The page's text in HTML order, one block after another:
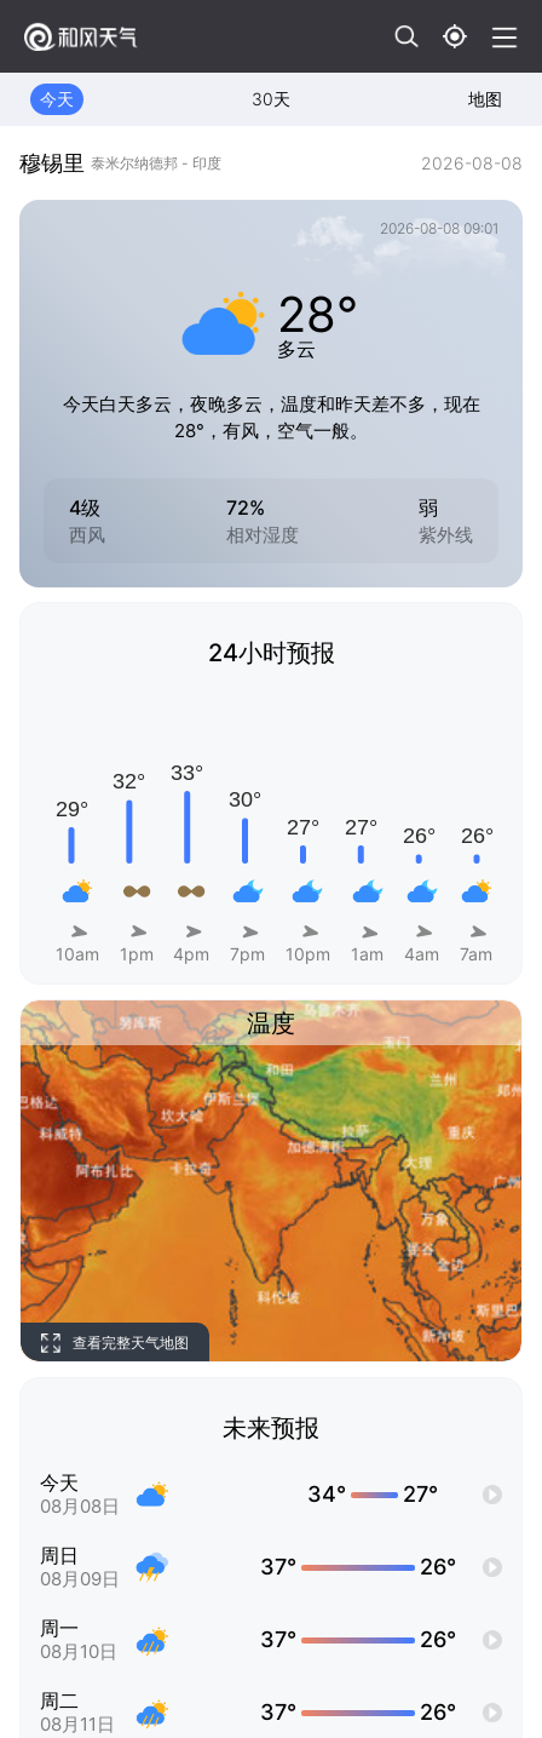
今天 30天 地图
穆锡里 泰米尔纳德邦 - 印度 2026-08-08
2026-08-08 09:01
28°
多云
今天白天多云，夜晚多云，温度和昨天差不多，现在
28°，有风，空气一般。
4级
西风
72%
相对湿度
弱
紫外线
24小时预报
10am 1pm 4pm 7pm 10pm 1am 4am 7am
温度
查看完整天气地图
未来预报
今天
08月08日 34° 27°
周日
08月09日 37° 26°
周一
08月10日 37° 26°
周二
08月11日 37° 26°